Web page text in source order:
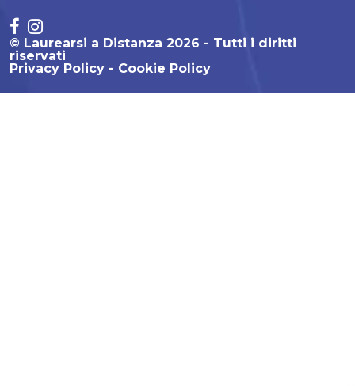
© Laurearsi a Distanza 2026 - Tutti i diritti
riservati
Privacy Policy
Cookie Policy